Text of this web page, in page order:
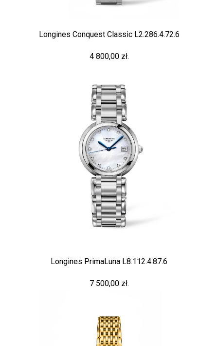
Longines Conquest Classic L2.286.4.72.6
4 800,00 zł.
Longines PrimaLuna L8.112.4.87.6
7 500,00 zł.